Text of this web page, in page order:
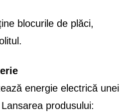
blocurile de plăci,
energie electrică unei
produsului: